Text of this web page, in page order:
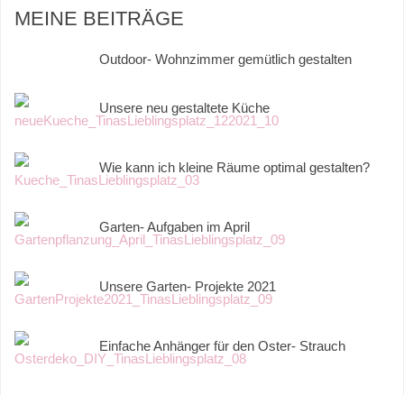
MEINE BEITRÄGE
Outdoor- Wohnzimmer gemütlich gestalten
Unsere neu gestaltete Küche
Wie kann ich kleine Räume optimal gestalten?
Garten- Aufgaben im April
Unsere Garten- Projekte 2021
Einfache Anhänger für den Oster- Strauch